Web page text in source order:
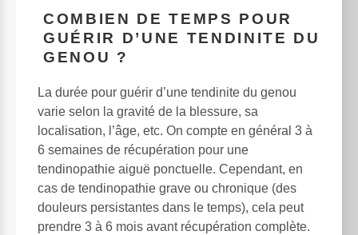
COMBIEN DE TEMPS POUR
GUÉRIR D’UNE TENDINITE DU
GENOU ?
La durée pour guérir d’une tendinite du genou
varie selon la gravité de la blessure, sa
localisation, l’âge, etc. On compte en général 3 à
6 semaines de récupération pour une
tendinopathie aiguë ponctuelle. Cependant, en
cas de tendinopathie grave ou chronique (des
douleurs persistantes dans le temps), cela peut
prendre 3 à 6 mois avant récupération complète.